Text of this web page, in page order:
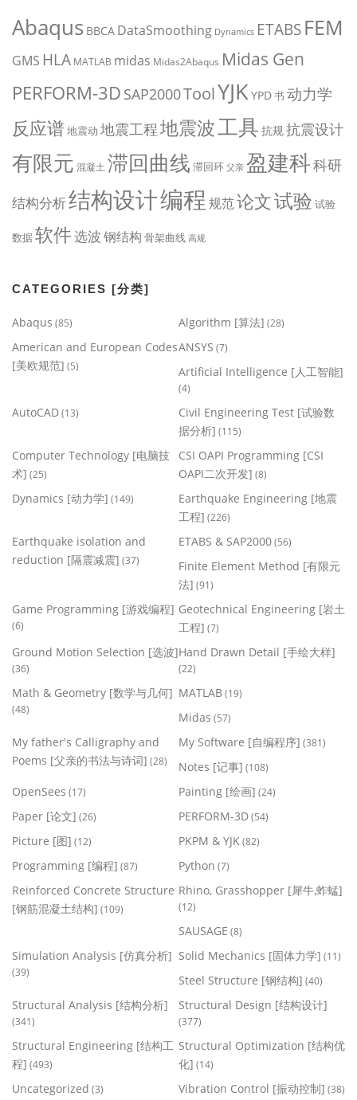
Abaqus BBCA DataSmoothing Dynamics ETABSFEM
GMS HLA MATLAB midas Midas2Abaqus Midas Gen
PERFORM-3D SAP2000ToolYJKYPD书 动力学
反应谱 地震动 地震工程地震波工具 抗规抗震设计
有限元 混凝土 滞回曲线 滞回环 父亲 盈建科科研
结构分析结构设计编程 规范论文试验 试验
数据软件选波钢结构 骨架曲线 高规
CATEGORIES [分类]
Abaqus (85) Algorithm [算法] (28)
American and European Codes
[美欧规范] (5)
ANSYS (7)
Artificial Intelligence [人工智能]
(4)
AutoCAD(13)
Civil Engineering Test [试验数
据分析] (115)
Computer Technology [电脑技
术] (25)
CSI OAPI Programming [CSI
OAPI二次开发] (8)
Dynamics [动力学] (149)
Earthquake Engineering [地震
工程] (226)
Earthquake isolation and
reduction [隔震减震] (37)
ETABS & SAP2000(56)
Finite Element Method [有限元
法] (91)
Game Programming [游戏编程]
(6)
Geotechnical Engineering [岩土
工程] (7)
Ground Motion Selection [选波]
(36)
Hand Drawn Detail [手绘大样]
(22)
Math & Geometry [数学与几何]
(48)
MATLAB(19)
Midas (57)
My father's Calligraphy and
Poems [父亲的书法与诗词] (28)
My Software [自编程序] (381)
Notes [记事] (108)
OpenSees (17) Painting [绘画] (24)
Paper [论文] (26) PERFORM-3D(54)
Picture [图] (12) PKPM & YJK(82)
Programming [编程] (87) Python (7)
Reinforced Concrete Structure
[钢筋混凝土结构] (109)
Rhino, Grasshopper [犀牛,蚱蜢]
(12)
SAUSAGE (8)
Simulation Analysis [仿真分析]
(39)
Solid Mechanics [固体力学] (11)
Steel Structure [钢结构] (40)
Structural Analysis [结构分析]
(341)
Structural Design [结构设计]
(377)
Structural Engineering [结构工
程] (493)
Structural Optimization [结构优
化] (14)
Uncategorized (3) Vibration Control [振动控制] (38)